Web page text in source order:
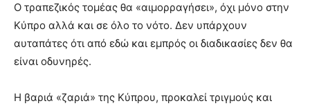
Ο τραπεζικός τομέας θα «αιμορραγήσει», όχι μόνο στην
Κύπρο αλλά και σε όλο το νότο. Δεν υπάρχουν
αυταπάτες ότι από εδώ και εμπρός οι διαδικασίες δεν θα
είναι οδυνηρές.
Η βαριά «ζαριά» της Κύπρου, προκαλεί τριγμούς και